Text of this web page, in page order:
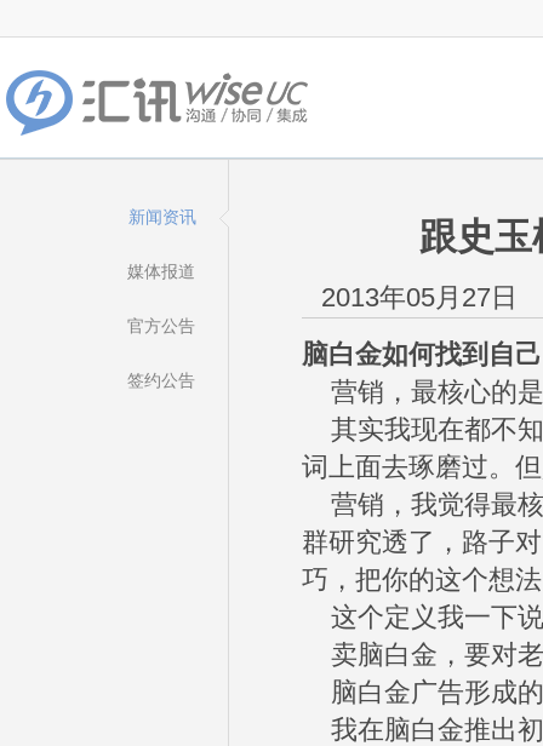
新闻资讯
媒体报道
官方公告
签约公告
跟史
2013年05月27日
脑白金如何找到自
营销，最核心的
其实我现在都不
词上面去琢磨过。
营销，我觉得最
群研究透了，路子
巧，把你的这个想
这个定义我一下
卖脑白金，要对
脑白金广告形成
我在脑白金推出